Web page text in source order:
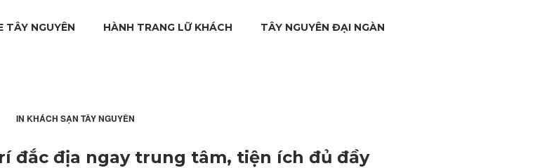
TÂY NGUYÊN HÀNH TRANG LỮ KHÁCH TÂY NGUYÊN ĐẠI NGÀN
IN KHÁCH SẠN TÂY NGUYÊN
đắc địa ngay trung tâm, tiện ích đủ đầy